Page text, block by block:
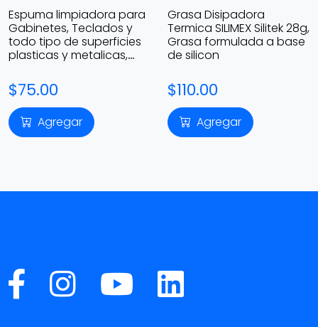
Espuma limpiadora para
Gabinetes, Teclados y
todo tipo de superficies
plasticas y metalicas,
$75.00
Agregar
Grasa Disipadora
Termica SILIMEX Silitek 28g,
Grasa formulada a base
de silicon
$110.00
Agregar